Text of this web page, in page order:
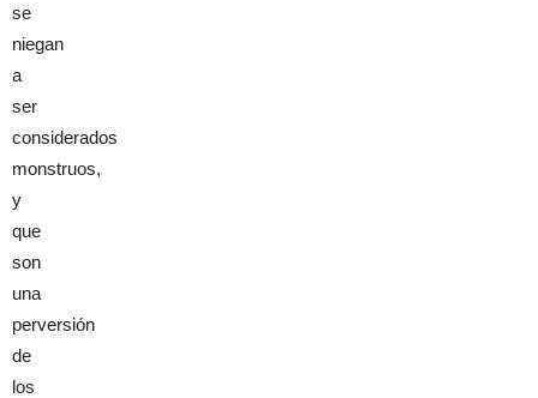
se
niegan
a
ser
considerados
monstruos,
y
que
son
una
perversión
de
los